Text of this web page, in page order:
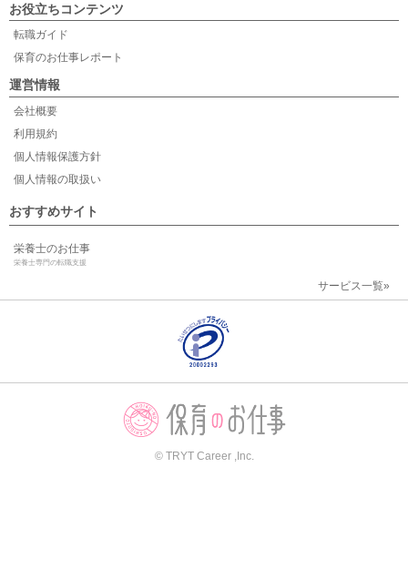
お役立ちコンテンツ
転職ガイド
保育のお仕事レポート
運営情報
会社概要
利用規約
個人情報保護方針
個人情報の取扱い
おすすめサイト
栄養士のお仕事
栄養士専門の転職支援
サービス一覧»
© TRYT Career ,Inc.